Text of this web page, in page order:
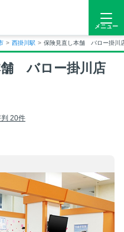
メニュー
> 西掛川駅 > 保険見直し本舗 バロー掛川
舗 バロー掛川店
20件